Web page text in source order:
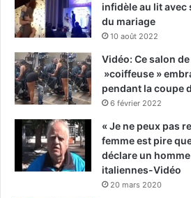
infidèle au lit
du mariage
10 août 2022
Vidéo: Ce salon
»coiffeuse »
pendant la coupe
6 février 2022
« Je ne peux pas
femme est pire
déclare un
italiennes-Vidéo
20 mars 2020